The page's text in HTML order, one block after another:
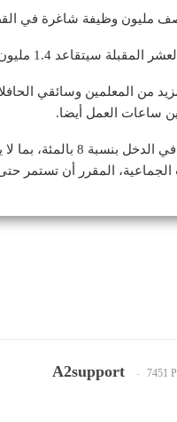
مليون وظيفة شاغرة في
سيتقاعد 1.4 مليون موظف آخر.
من المعلمين وسائقي
ساعات العمل أيضا.
A2support 7451